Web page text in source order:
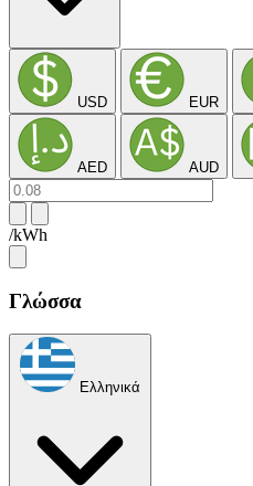
USD EUR
AED AUD
/kWh
Γλώσσα
Ελληνικά